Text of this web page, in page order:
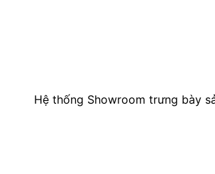
Hệ thống Showroom trưng bày